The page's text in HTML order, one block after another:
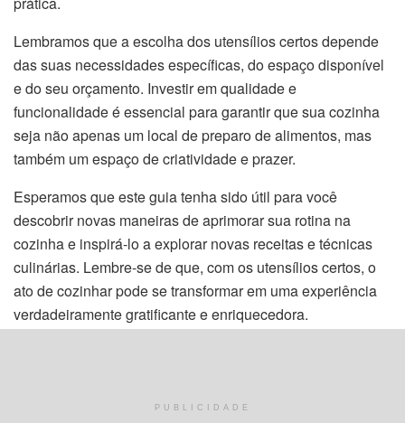
Lembramos que a escolha dos utensílios certos depende
das suas necessidades específicas, do espaço disponível
e do seu orçamento. Investir em qualidade e
funcionalidade é essencial para garantir que sua cozinha
seja não apenas um local de preparo de alimentos, mas
também um espaço de criatividade e prazer.
Esperamos que este guia tenha sido útil para você
descobrir novas maneiras de aprimorar sua rotina na
cozinha e inspirá-lo a explorar novas receitas e técnicas
culinárias. Lembre-se de que, com os utensílios certos, o
ato de cozinhar pode se transformar em uma experiência
verdadeiramente gratificante e enriquecedora.
Compartilhe suas experiências e descobertas na
PUBLICIDADE